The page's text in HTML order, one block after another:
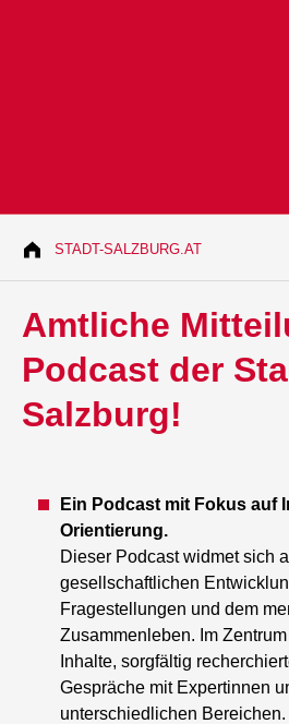
STADT-SALZBURG.AT
Amtliche
Podcast der
Salzburg!
Ein Podcast mit Fokus auf
Orientierung.
Dieser Podcast widmet sich
gesellschaftlichen
Fragestellungen und dem
Zusammenleben. Im
Inhalte, sorgfältig
Gespräche mit Expertinnen
unterschiedlichen Bereichen.